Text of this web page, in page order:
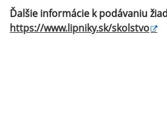
Ďalšie informácie k podávaniu
https://www.lipniky.sk/skolstvo